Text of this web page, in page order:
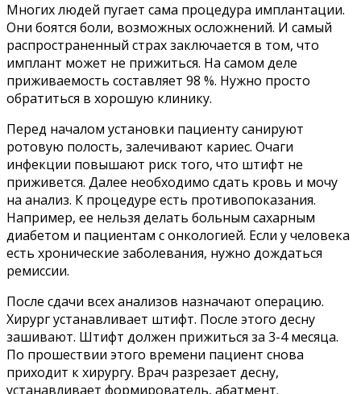
Многих людей пугает сама процедура имплантации.
Они боятся боли, возможных осложнений. И самый
распространенный страх заключается в том, что
имплант может не прижиться. На самом деле
приживаемость составляет 98 %. Нужно просто
обратиться в хорошую клинику.
Перед началом установки пациенту санируют
ротовую полость, залечивают кариес. Очаги
инфекции повышают риск того, что штифт не
приживется. Далее необходимо сдать кровь и мочу
на анализ. К процедуре есть противопоказания.
Например, ее нельзя делать больным сахарным
диабетом и пациентам с онкологией. Если у человека
есть хронические заболевания, нужно дождаться
ремиссии.
После сдачи всех анализов назначают операцию.
Хирург устанавливает штифт. После этого десну
зашивают. Штифт должен прижиться за 3-4 месяца.
По прошествии этого времени пациент снова
приходит к хирургу. Врач разрезает десну,
устанавливает формирователь, абатмент.